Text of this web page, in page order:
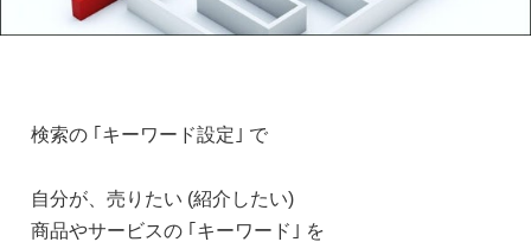
検索の ｢キーワード設定｣ で
自分が、売りたい (紹介したい)
商品やサービスの ｢キーワード｣ を